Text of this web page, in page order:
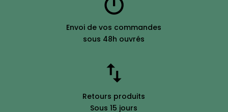
Envoi de vos commandes
sous 48h ouvrés
Retours produits
Sous 15 jours